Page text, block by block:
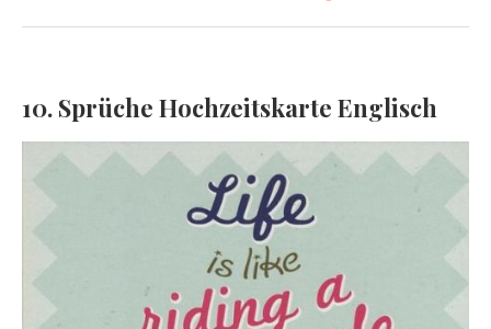
10. Sprüche Hochzeitskarte Englisch